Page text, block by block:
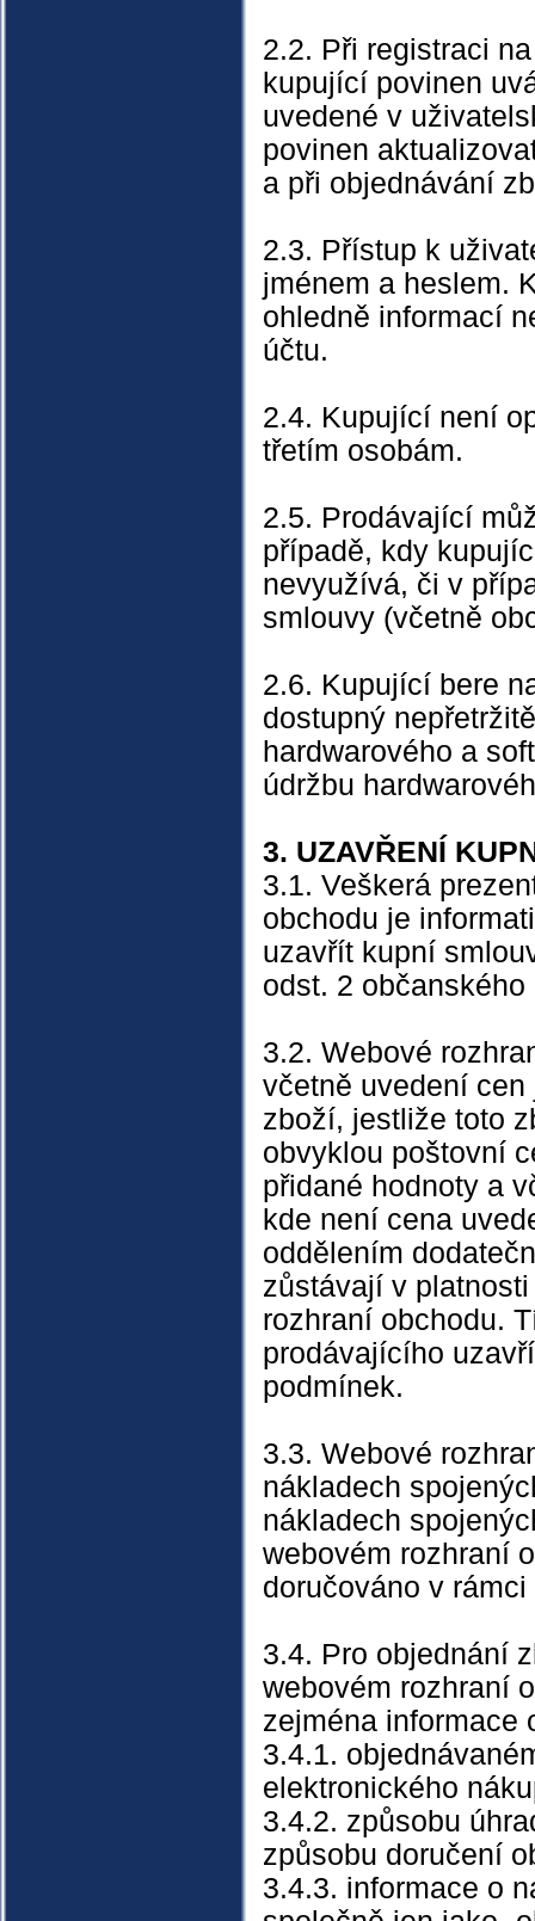
2.2. Při registraci
kupující povinen
uvedené v
povinen
a při objednávání
2.3. Přístup k
jménem a heslem.
ohledně informací
účtu.
2.4. Kupující není
třetím osobám.
2.5. Prodávající
případě, kdy
nevyužívá, či v
smlouvy (včetně
2.6. Kupující bere
dostupný
hardwarového a
údržbu
3. UZAVŘENÍ
3.1. Veškerá
obchodu je
uzavřít kupní
odst. 2
3.2. Webové
včetně uvedení
zboží, jestliže toto
obvyklou poštovní
přidané hodnoty a
kde není cena
oddělením
zůstávají v
rozhraní obchodu.
prodávajícího
podmínek.
3.3. Webové
nákladech
nákladech
webovém rozhraní
doručováno v
3.4. Pro objednání
webovém rozhraní
zejména informace
3.4.1.
elektronického
3.4.2. způsobu
způsobu doručení
3.4.3. informace o